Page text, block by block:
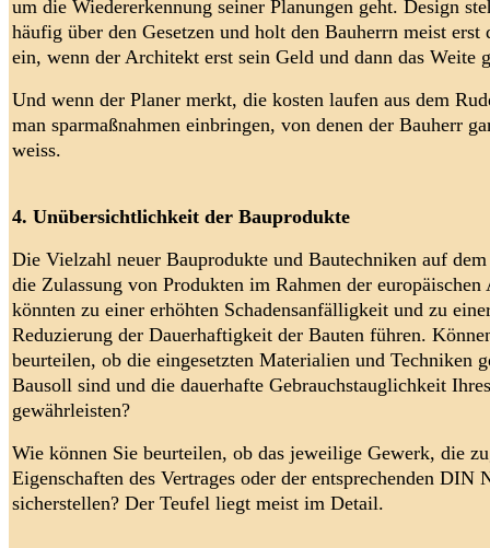
um die Wiedererkennung seiner Planungen geht. Design
häufig über den Gesetzen und holt den Bauherrn meist erst
ein, wenn der Architekt erst sein Geld und dann das Weite
Und wenn der Planer merkt, die kosten laufen aus dem
man sparmaßnahmen einbringen, von denen der Bauherr
weiss.
4. Unübersichtlichkeit der Bauprodukte
Die Vielzahl neuer Bauprodukte und Bautechniken auf
die Zulassung von Produkten im Rahmen der europäischen
könnten zu einer erhöhten Schadensanfälligkeit und zu
Reduzierung der Dauerhaftigkeit der Bauten führen.
beurteilen, ob die eingesetzten Materialien und Techniken
Bausoll sind und die dauerhafte Gebrauchstauglichkeit
gewährleisten?
Wie können Sie beurteilen, ob das jeweilige Gewerk, die
Eigenschaften des Vertrages oder der entsprechenden DIN
sicherstellen? Der Teufel liegt meist im Detail.